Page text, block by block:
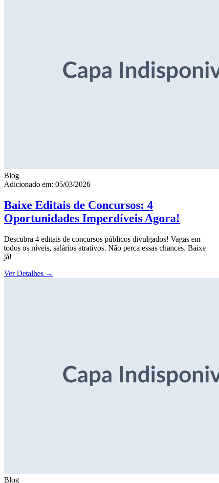
Blog
Adicionado em: 05/03/2026
Baixe Editais de Concursos: 4
Oportunidades Imperdíveis Agora!
Descubra 4 editais de concursos públicos divulgados! Vagas em
todos os níveis, salários atrativos. Não perca essas chances. Baixe
já!
Ver Detalhes →
Blog